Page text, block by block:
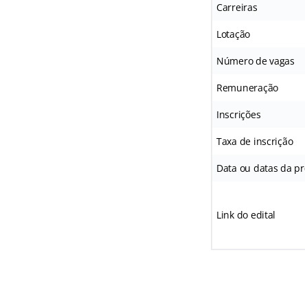
Carreiras
Lotação
Número de vagas
Remuneração
Inscrições
Taxa de inscrição
Data ou datas da
Link do edital